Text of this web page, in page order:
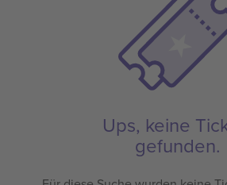
Ups, keine
gefunden.